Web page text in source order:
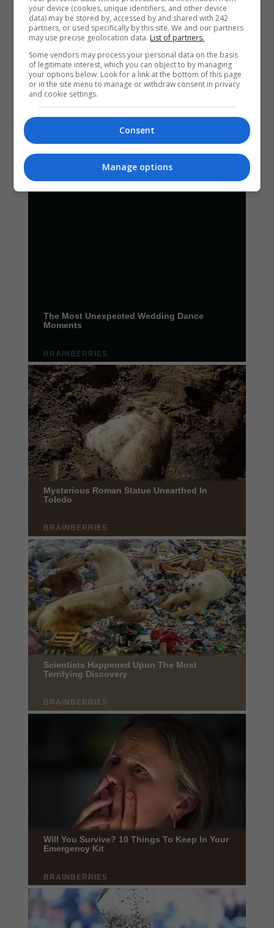
your device (cookies, unique identifiers, and other device
data) may be stored by, accessed by and shared with 242
partners, or used specifically by this site. We and our partners
may use precise geolocation data. List of partners.
Some vendors may process your personal data on the basis
of legitimate interest, which you can object to by managing
your options below. Look for a link at the bottom of this page
or in the site menu to manage or withdraw consent in privacy
and cookie settings.
Consent
Manage options